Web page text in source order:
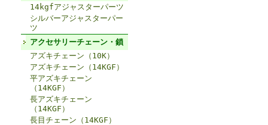
14kgfアジャスターパーツ
シルバーアジャスターパー
ツ
アクセサリーチェーン・鎖
アズキチェーン（10K）
アズキチェーン（14KGF）
平アズキチェーン
（14KGF）
長アズキチェーン
（14KGF）
長目チェーン（14KGF）